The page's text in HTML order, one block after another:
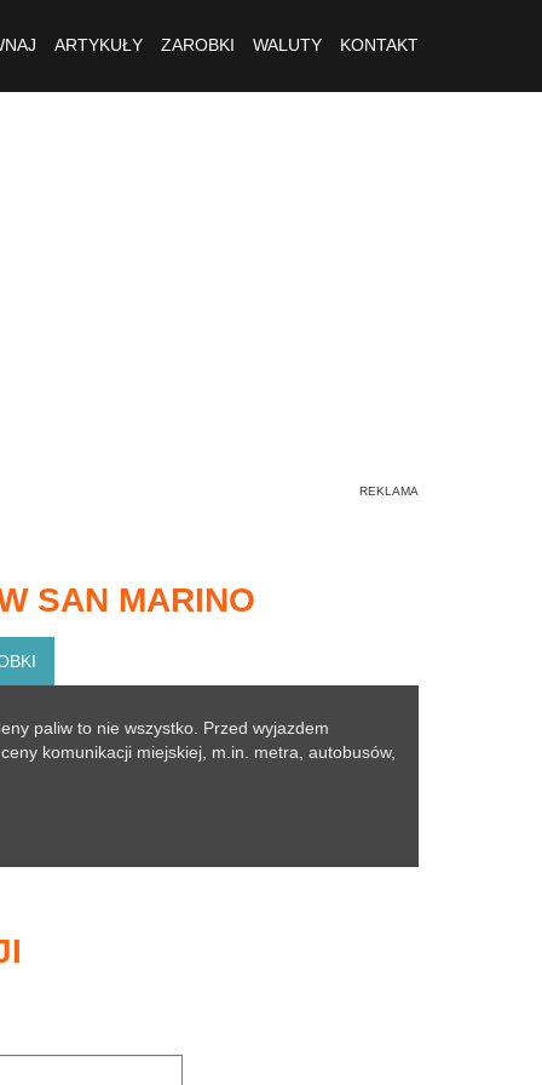
ARTYKUŁY ZAROBKI WALUTY KONTAKT
SAN MARINO
paliw to nie wszystko. Przed wyjazdem
komunikacji miejskiej, m.in. metra, autobusów,